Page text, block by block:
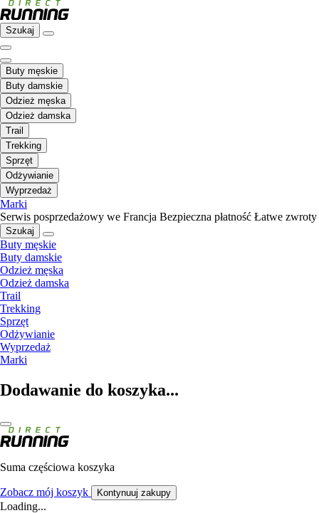
Szukaj
Buty męskie
Buty damskie
Odzież męska
Odzież damska
Trail
Trekking
Sprzęt
Odżywianie
Wyprzedaż
Marki
Serwis posprzedażowy we Francja Bezpieczna płatność Łatwe zwroty
Szukaj
Buty męskie
Buty damskie
Odzież męska
Odzież damska
Trail
Trekking
Sprzęt
Odżywianie
Wyprzedaż
Marki
Dodawanie do koszyka...
Suma częściowa koszyka
Zobacz mój koszyk Kontynuuj zakupy
Loading...